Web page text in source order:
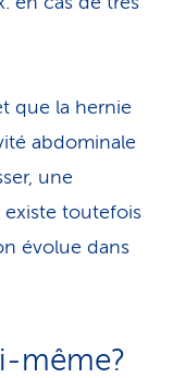
que la hernie
abdominale
une
existe toutefois
évolue dans
même?